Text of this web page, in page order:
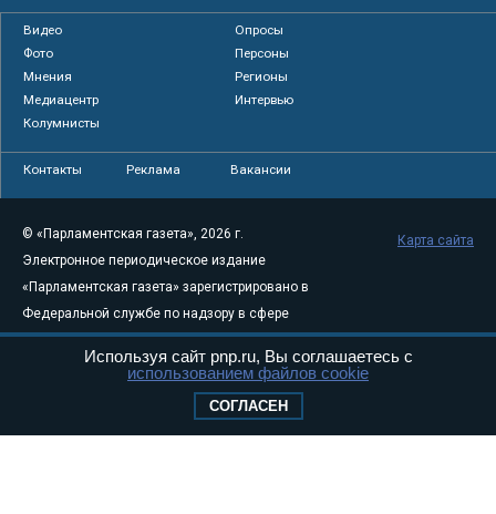
Видео
Опросы
Фото
Персоны
Мнения
Регионы
Медиацентр
Интервью
Колумнисты
Контакты Реклама Вакансии
© «Парламентская газета», 2026 г.
Электронное периодическое издание
«Парламентская газета» зарегистрировано в
Федеральной службе по надзору в сфере
связи, информационных технологий и
массовых коммуникаций (Роскомнадзор) 05
Свидетельство о регистрации Эл № ФС77-
Карта сайта
Используя сайт pnp.ru, Вы соглашаетесь с
использованием файлов cookie
СОГЛАСЕН